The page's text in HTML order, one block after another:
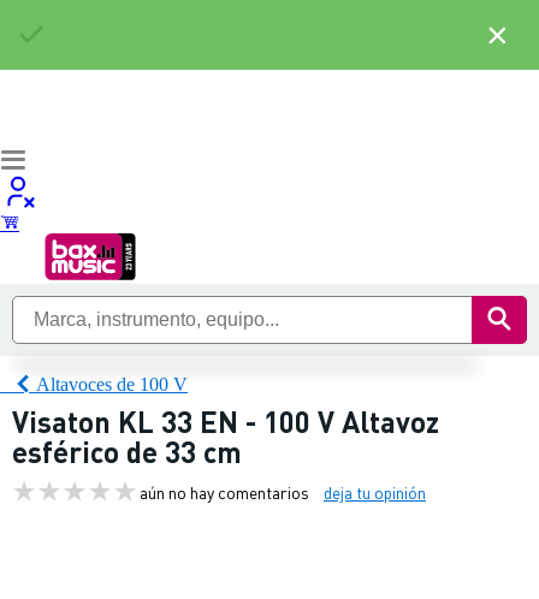
Altavoces de 100 V
Visaton KL 33 EN - 100 V Altavoz
esférico de 33 cm
aún no hay comentarios deja tu opinión
×